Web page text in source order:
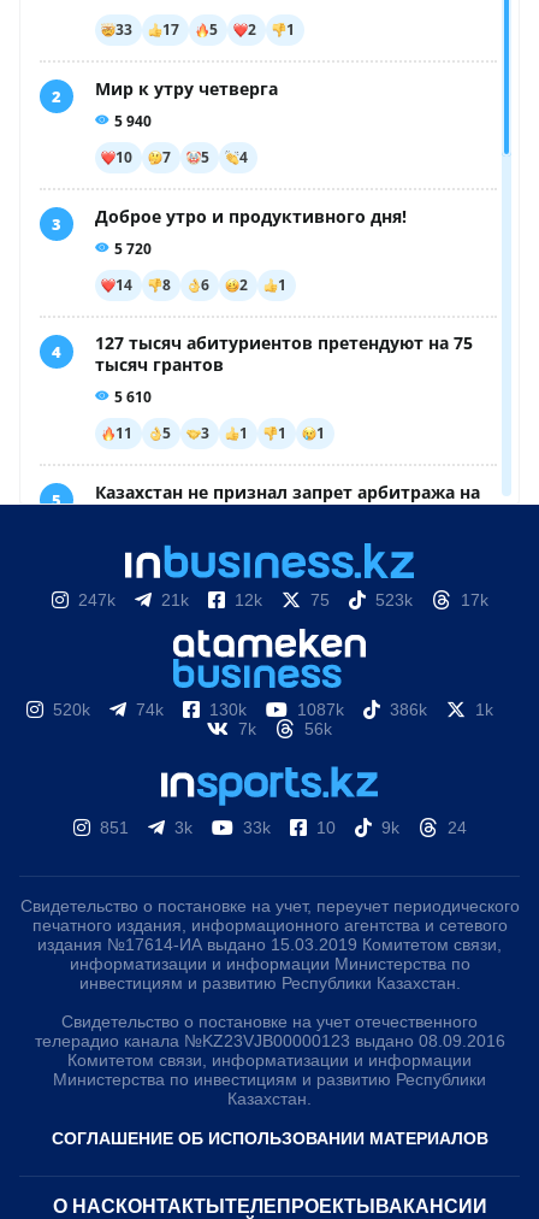
247k 21k 12k 75 523k 17k
520k 74k 130k 1087k 386k
1k
7k
56k
851 3k 33k 10 9k 24
Свидетельство о постановке на учет, переучет периодического
печатного издания, информационного агентства и сетевого
издания №17614-ИА выдано 15.03.2019 Комитетом связи,
информатизации и информации Министерства по
инвестициям и развитию Республики Казахстан.
Свидетельство о постановке на учет отечественного
телерадио канала №KZ23VJB00000123 выдано 08.09.2016
Комитетом связи, информатизации и информации
Министерства по инвестициям и развитию Республики
Казахстан.
СОГЛАШЕНИЕ ОБ ИСПОЛЬЗОВАНИИ МАТЕРИАЛОВ
О НАС КОНТАКТЫ ТЕЛЕПРОЕКТЫ ВАКАНСИИ